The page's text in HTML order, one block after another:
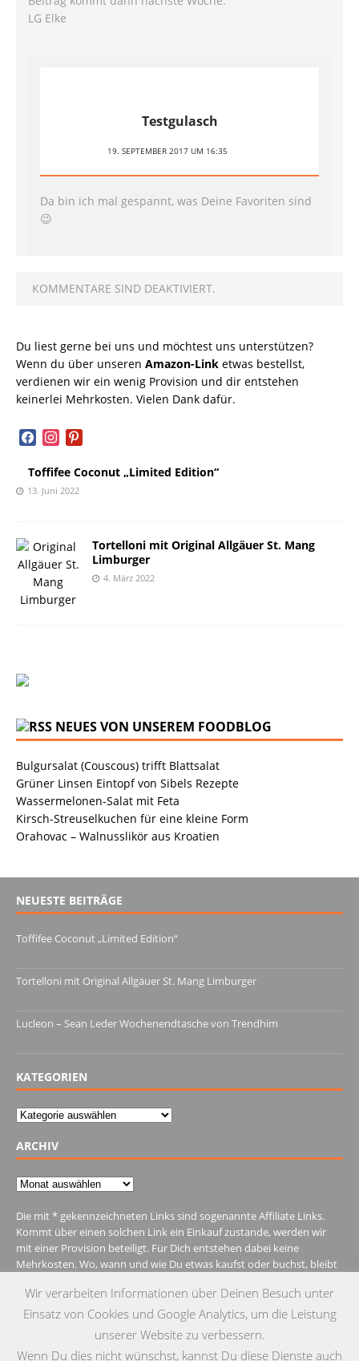
LG Elke
Testgulasch
19. SEPTEMBER 2017 UM 16:35
Da bin ich mal gespannt, was Deine Favoriten sind
😉
KOMMENTARE SIND DEAKTIVIERT.
Du liest gerne bei uns und möchtest uns unterstützen?
Wenn du über unseren Amazon-Link etwas bestellst,
verdienen wir ein wenig Provision und dir entstehen
keinerlei Mehrkosten. Vielen Dank dafür.
facebookinstagram
pinterest
Toffifee Coconut „Limited Edition“
13. Juni 2022
Tortelloni mit Original Allgäuer St. Mang
Limburger
4. März 2022
NEUES VON UNSEREM FOODBLOG
Bulgursalat (Couscous) trifft Blattsalat
Grüner Linsen Eintopf von Sibels Rezepte
Wassermelonen-Salat mit Feta
Kirsch-Streuselkuchen für eine kleine Form
Orahovac – Walnusslikör aus Kroatien
NEUESTE BEITRÄGE
Toffifee Coconut „Limited Edition“
Tortelloni mit Original Allgäuer St. Mang Limburger
Lucleon – Sean Leder Wochenendtasche von Trendhim
KATEGORIEN
Kategorien
ARCHIV
Archiv
Die mit * gekennzeichneten Links sind sogenannte Affiliate Links.
Kommt über einen solchen Link ein Einkauf zustande, werden wir
mit einer Provision beteiligt. Für Dich entstehen dabei keine
Mehrkosten. Wo, wann und wie Du etwas kaufst oder buchst, bleibt
Wir verarbeiten Informationen über Deinen Besuch unter
Einsatz von Cookies und Google Analytics, um die Leistung
unserer Website zu verbessern.
Wenn Du dies nicht wünschst, kannst Du diese Dienste auch